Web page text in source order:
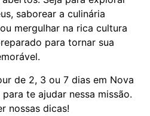
saborear a culinária
mergulhar na rica cultura
para tornar sua
de 2, 3 ou 7 dias em Nova
te ajudar nessa missão.
nossas dicas!